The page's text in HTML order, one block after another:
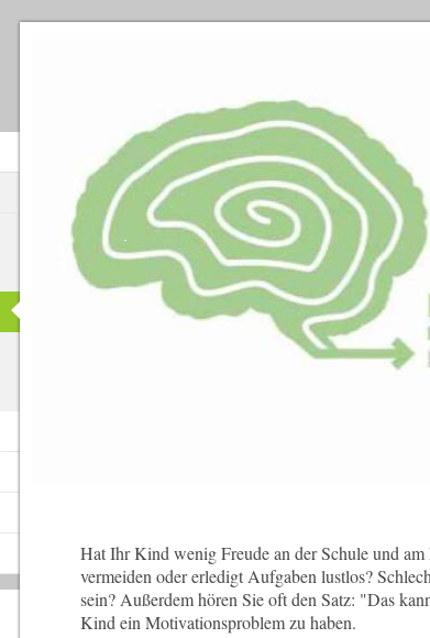
Hat Ihr Kind wenig Freude an der Schule und
vermeiden oder erledigt Aufgaben lustlos?
sein? Außerdem hören Sie oft den Satz: "Das
Kind ein Motivationsproblem zu haben.